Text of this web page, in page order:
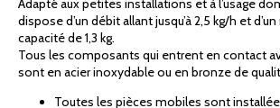
Adapté aux petites installations et à l’usage
dispose d’un débit allant jusqu’à 2,5 kg/h et
capacité de 1,3 kg.
Tous les composants qui entrent en contact
sont en acier inoxydable ou en bronze de
Toutes les pièces mobiles sont